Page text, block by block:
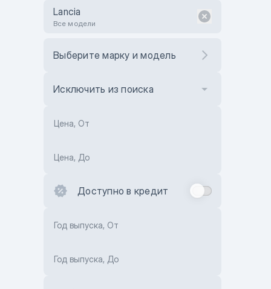
Lancia
Все модели
Выберите марку и модель
Исключить из поиска
Цена, От
Цена, До
Доступно в кредит
Год выпуска, От
Год выпуска, До